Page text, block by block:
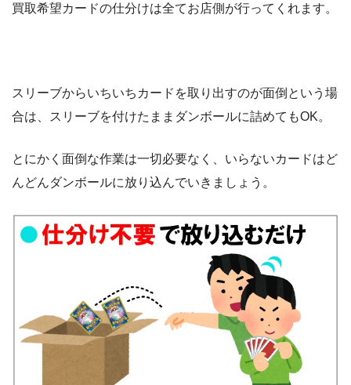
買取希望カードの仕分けは全てお店側が行ってくれます。
スリーブからいちいちカードを取り出すのが面倒という場
合は、スリーブを付けたままダンボールに詰めてもOK。
とにかく面倒な作業は一切必要なく、いらないカードはど
んどんダンボールに放り込んでいきましょう。